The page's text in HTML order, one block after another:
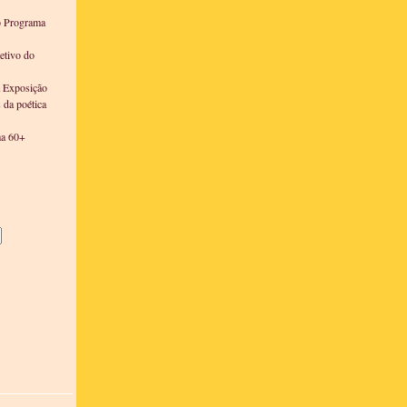
do
Exposição
poética
60+